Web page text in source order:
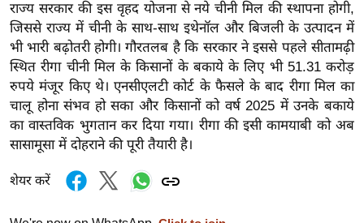
फ
म
नो
रं
ज
न
ज
त
राज्य सरकार की इस वृहद योजना से नये चीनी मिल की स्थापना होगी,
जिससे राज्य में चीनी के साथ-साथ इथेनॉल और बिजली के उत्पादन में
भी भारी बढ़ोतरी होगी। गौरतलब है कि सरकार ने इससे पहले सीतामढ़ी
स्थित रीगा चीनी मिल के किसानों के बकाये के लिए भी 51.31 करोड़
रुपये मंजूर किए थे। एनसीएलटी कोर्ट के फैसले के बाद रीगा मिल का
चालू होना संभव हो सका और किसानों को वर्ष 2025 में उनके बकाये
का वास्तविक भुगतान कर दिया गया। रीगा की इसी कामयाबी को अब
सासामूसा में दोहराने की पूरी तैयारी है।
शेयर करें